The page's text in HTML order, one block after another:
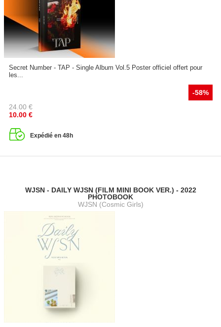
Secret Number - TAP - Single Album Vol.5 Poster officiel offert pour
les...
-58%
24.00 €
10.00 €
Expédié en 48h
WJSN - DAILY WJSN (FILM MINI BOOK VER.) - 2022
PHOTOBOOK
WJSN (Cosmic Girls)